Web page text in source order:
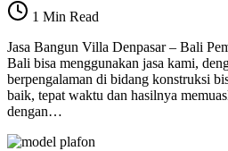
Bali
1 Min Read
Jasa Bangun Villa Denpasar – Bali
Bali bisa menggunakan jasa kami,
berpengalaman di bidang konstruksi
baik, tepat waktu dan hasilnya
dengan…